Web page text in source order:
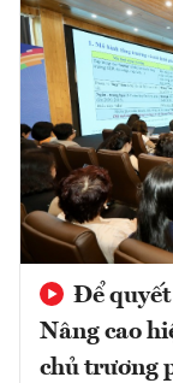
Để
Nâng cao
chủ trương